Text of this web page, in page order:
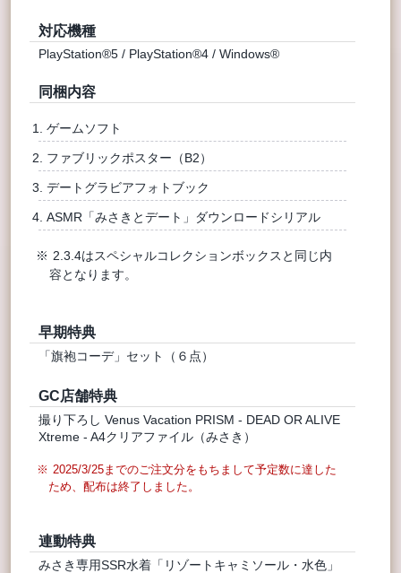
対応機種
PlayStation®5 / PlayStation®4 / Windows®
同梱内容
ゲームソフト
ファブリックポスター（B2）
デートグラビアフォトブック
ASMR「みさきとデート」ダウンロードシリアル
2.3.4はスペシャルコレクションボックスと同じ内
容となります。
早期特典
「旗袍コーデ」セット（６点）
GC店舗特典
撮り下ろし Venus Vacation PRISM - DEAD OR ALIVE
Xtreme - A4クリアファイル（みさき）
2025/3/25までのご注文分をもちまして予定数に達した
ため、配布は終了しました。
連動特典
みさき専用SSR水着「リゾートキャミソール・水色」